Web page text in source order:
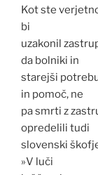
Kot ste
bi
uzakonil
da bolniki in
starejši
in pomoč, ne
pa smrti z
opredelili tudi
slovenski
»V luči